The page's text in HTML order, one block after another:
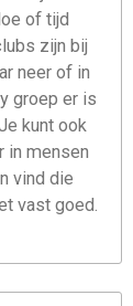
of tijd
zijn bij
neer of in
groep er is
kunt ook
in mensen
vind die
vast goed.